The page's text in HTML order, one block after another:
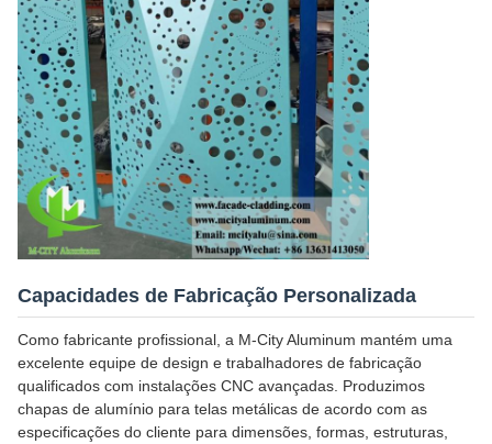
Capacidades de Fabricação Personalizada
Como fabricante profissional, a M-City Aluminum mantém uma
excelente equipe de design e trabalhadores de fabricação
qualificados com instalações CNC avançadas. Produzimos
chapas de alumínio para telas metálicas de acordo com as
especificações do cliente para dimensões, formas, estruturas,